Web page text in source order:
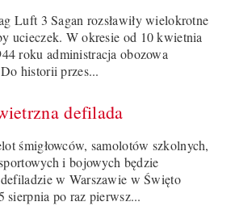
Luft 3 Sagan rozsławiły wielokrotne
ucieczek. W okresie od 10 kwietnia
roku administracja obozowa
historii przes...
defilada
śmigłowców, samolotów szkolnych,
i bojowych będzie
w Warszawie w Święto
sierpnia po raz pierwsz...